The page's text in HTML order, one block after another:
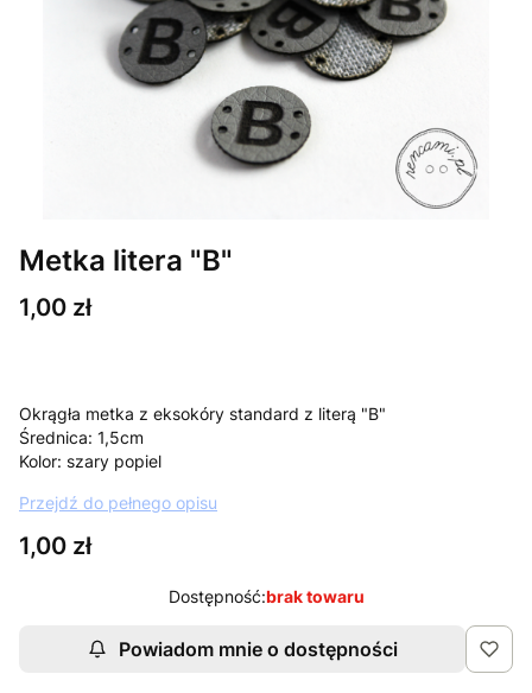
Metka litera "B"
Cena
1,00 zł
Okrągła metka z eksokóry standard z literą "B"
Średnica: 1,5cm
Kolor: szary popiel
Przejdź do pełnego opisu
Cena
1,00 zł
Dostępność:brak towaru
Powiadom mnie o dostępności